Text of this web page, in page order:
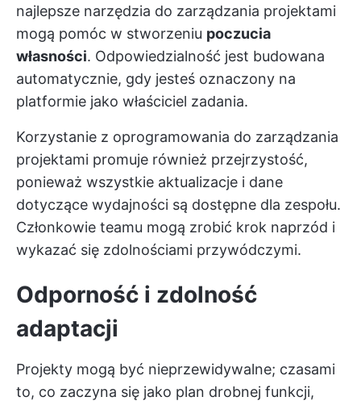
najlepsze narzędzia do zarządzania projektami
mogą pomóc w stworzeniu poczucia
własności. Odpowiedzialność jest budowana
automatycznie, gdy jesteś oznaczony na
platformie jako właściciel zadania.
Korzystanie z oprogramowania do zarządzania
projektami promuje również przejrzystość,
ponieważ wszystkie aktualizacje i dane
dotyczące wydajności są dostępne dla zespołu.
Członkowie teamu mogą zrobić krok naprzód i
wykazać się zdolnościami przywódczymi.
Odporność i zdolność
adaptacji
Projekty mogą być nieprzewidywalne; czasami
to, co zaczyna się jako plan drobnej funkcji,